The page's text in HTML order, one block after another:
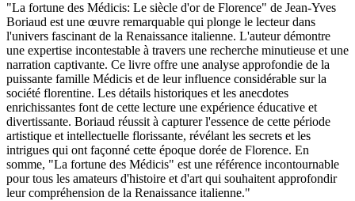
"La fortune des Médicis: Le siècle d'or de Florence" de Jean-Yves
Boriaud est une œuvre remarquable qui plonge le lecteur dans
l'univers fascinant de la Renaissance italienne. L'auteur démontre
une expertise incontestable à travers une recherche minutieuse et une
narration captivante. Ce livre offre une analyse approfondie de la
puissante famille Médicis et de leur influence considérable sur la
société florentine. Les détails historiques et les anecdotes
enrichissantes font de cette lecture une expérience éducative et
divertissante. Boriaud réussit à capturer l'essence de cette période
artistique et intellectuelle florissante, révélant les secrets et les
intrigues qui ont façonné cette époque dorée de Florence. En
somme, "La fortune des Médicis" est une référence incontournable
pour tous les amateurs d'histoire et d'art qui souhaitent approfondir
leur compréhension de la Renaissance italienne."